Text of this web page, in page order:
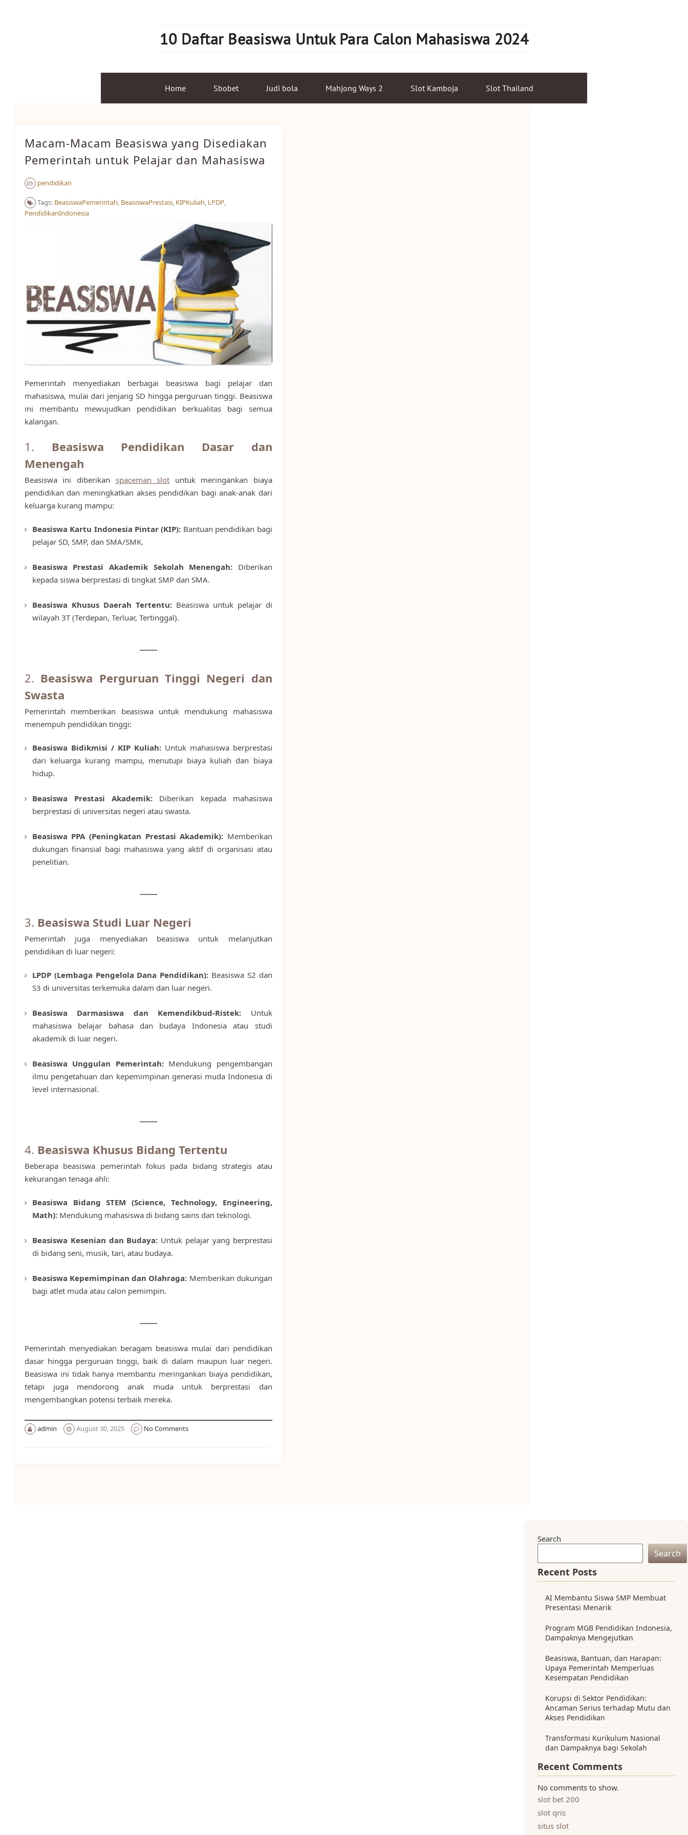
10 Daftar Beasiswa Untuk Para Calon Mahasiswa 2024
Home Sbobet Judi bola Mahjong Ways 2 Slot Kamboja Slot Thailand
Macam-Macam Beasiswa yang Disediakan
Pemerintah untuk Pelajar dan Mahasiswa
pendidikan
Tags: BeasiswaPemerintah, BeasiswaPrestasi, KIPKuliah, LPDP,
PendidikanIndonesia
Pemerintah menyediakan berbagai beasiswa bagi pelajar dan
mahasiswa, mulai dari jenjang SD hingga perguruan tinggi. Beasiswa
ini membantu mewujudkan pendidikan berkualitas bagi semua
kalangan.
1. Beasiswa Pendidikan Dasar dan
Menengah
Beasiswa ini diberikan spaceman slot untuk meringankan biaya
pendidikan dan meningkatkan akses pendidikan bagi anak-anak dari
keluarga kurang mampu:
Beasiswa Kartu Indonesia Pintar (KIP): Bantuan pendidikan bagi
pelajar SD, SMP, dan SMA/SMK.
Beasiswa Prestasi Akademik Sekolah Menengah: Diberikan
kepada siswa berprestasi di tingkat SMP dan SMA.
Beasiswa Khusus Daerah Tertentu:Beasiswa untuk pelajar di
wilayah 3T (Terdepan, Terluar, Tertinggal).
2. Beasiswa Perguruan Tinggi Negeri dan
Swasta
Pemerintah memberikan beasiswa untuk mendukung mahasiswa
menempuh pendidikan tinggi:
Beasiswa Bidikmisi / KIP Kuliah:Untuk mahasiswa berprestasi
dari keluarga kurang mampu, menutupi biaya kuliah dan biaya
hidup.
Beasiswa Prestasi Akademik: Diberikan kepada mahasiswa
berprestasi di universitas negeri atau swasta.
Beasiswa PPA (Peningkatan Prestasi Akademik): Memberikan
dukungan finansial bagi mahasiswa yang aktif di organisasi atau
penelitian.
3. Beasiswa Studi Luar Negeri
Pemerintah juga menyediakan beasiswa untuk melanjutkan
pendidikan di luar negeri:
LPDP (Lembaga Pengelola Dana Pendidikan): Beasiswa S2 dan
S3 di universitas terkemuka dalam dan luar negeri.
Beasiswa Darmasiswa dan Kemendikbud-Ristek: Untuk
mahasiswa belajar bahasa dan budaya Indonesia atau studi
akademik di luar negeri.
Beasiswa Unggulan Pemerintah:Mendukung pengembangan
ilmu pengetahuan dan kepemimpinan generasi muda Indonesia di
level internasional.
4. Beasiswa Khusus Bidang Tertentu
Beberapa beasiswa pemerintah fokus pada bidang strategis atau
kekurangan tenaga ahli:
Beasiswa Bidang STEM (Science, Technology, Engineering,
Math):Mendukung mahasiswa di bidang sains dan teknologi.
Beasiswa Kesenian dan Budaya: Untuk pelajar yang berprestasi
di bidang seni, musik, tari, atau budaya.
Beasiswa Kepemimpinan dan Olahraga: Memberikan dukungan
bagi atlet muda atau calon pemimpin.
Pemerintah menyediakan beragam beasiswa mulai dari pendidikan
dasar hingga perguruan tinggi, baik di dalam maupun luar negeri.
Beasiswa ini tidak hanya membantu meringankan biaya pendidikan,
tetapi juga mendorong anak muda untuk berprestasi dan
mengembangkan potensi terbaik mereka.
admin August 30, 2025 No Comments
Search
Search
Recent Posts
AI Membantu Siswa SMP Membuat
Presentasi Menarik
Program MGB Pendidikan Indonesia,
Dampaknya Mengejutkan
Beasiswa, Bantuan, dan Harapan:
Upaya Pemerintah Memperluas
Kesempatan Pendidikan
Korupsi di Sektor Pendidikan:
Ancaman Serius terhadap Mutu dan
Akses Pendidikan
Transformasi Kurikulum Nasional
dan Dampaknya bagi Sekolah
Recent Comments
No comments to show.
slot bet 200
slot qris
situs slot